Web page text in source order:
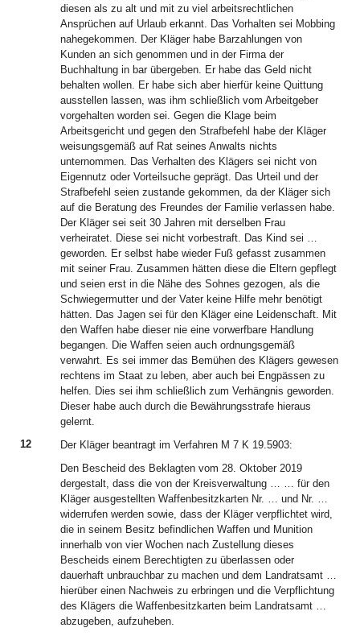
diesen als zu alt und mit zu viel arbeitsrechtlichen
Ansprüchen auf Urlaub erkannt. Das Vorhalten sei Mobbing
nahegekommen. Der Kläger habe Barzahlungen von
Kunden an sich genommen und in der Firma der
Buchhaltung in bar übergeben. Er habe das Geld nicht
behalten wollen. Er habe sich aber hierfür keine Quittung
ausstellen lassen, was ihm schließlich vom Arbeitgeber
vorgehalten worden sei. Gegen die Klage beim
Arbeitsgericht und gegen den Strafbefehl habe der Kläger
weisungsgemäß auf Rat seines Anwalts nichts
unternommen. Das Verhalten des Klägers sei nicht von
Eigennutz oder Vorteilsuche geprägt. Das Urteil und der
Strafbefehl seien zustande gekommen, da der Kläger sich
auf die Beratung des Freundes der Familie verlassen habe.
Der Kläger sei seit 30 Jahren mit derselben Frau
verheiratet. Diese sei nicht vorbestraft. Das Kind sei …
geworden. Er selbst habe wieder Fuß gefasst zusammen
mit seiner Frau. Zusammen hätten diese die Eltern gepflegt
und seien erst in die Nähe des Sohnes gezogen, als die
Schwiegermutter und der Vater keine Hilfe mehr benötigt
hätten. Das Jagen sei für den Kläger eine Leidenschaft. Mit
den Waffen habe dieser nie eine vorwerfbare Handlung
begangen. Die Waffen seien auch ordnungsgemäß
verwahrt. Es sei immer das Bemühen des Klägers gewesen
rechtens im Staat zu leben, aber auch bei Engpässen zu
helfen. Dies sei ihm schließlich zum Verhängnis geworden.
Dieser habe auch durch die Bewährungsstrafe hieraus
gelernt.
12
Der Kläger beantragt im Verfahren M 7 K 19.5903:
Den Bescheid des Beklagten vom 28. Oktober 2019
dergestalt, dass die von der Kreisverwaltung … … für den
Kläger ausgestellten Waffenbesitzkarten Nr. … und Nr. …
widerrufen werden sowie, dass der Kläger verpflichtet wird,
die in seinem Besitz befindlichen Waffen und Munition
innerhalb von vier Wochen nach Zustellung dieses
Bescheids einem Berechtigten zu überlassen oder
dauerhaft unbrauchbar zu machen und dem Landratsamt …
hierüber einen Nachweis zu erbringen und die Verpflichtung
des Klägers die Waffenbesitzkarten beim Landratsamt …
abzugeben, aufzuheben.